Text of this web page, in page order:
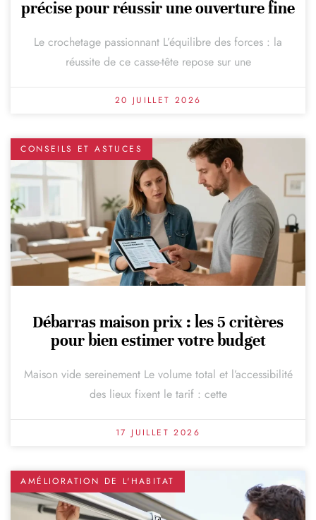
précise pour réussir une ouverture fine
Le crochetage passionnant L’équilibre des forces : la
réussite de ce casse-tête repose sur une
20 JUILLET 2026
CONSEILS ET ASTUCES
Débarras maison prix : les 5 critères
pour bien estimer votre budget
Maison vide sereinement Le volume total et l’accessibilité
des lieux fixent le tarif : cette
17 JUILLET 2026
AMÉLIORATION DE L'HABITAT